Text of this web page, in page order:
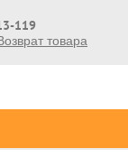
119
товара